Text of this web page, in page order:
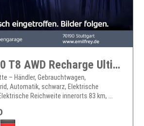
VOLVO XC60 T8 AWD Recharge Ultimate Black Edition XC60
– Händler, Gebrauchtwagen,
Automatik, schwarz, Elektrische
Reichweite innerorts 83 km, ...